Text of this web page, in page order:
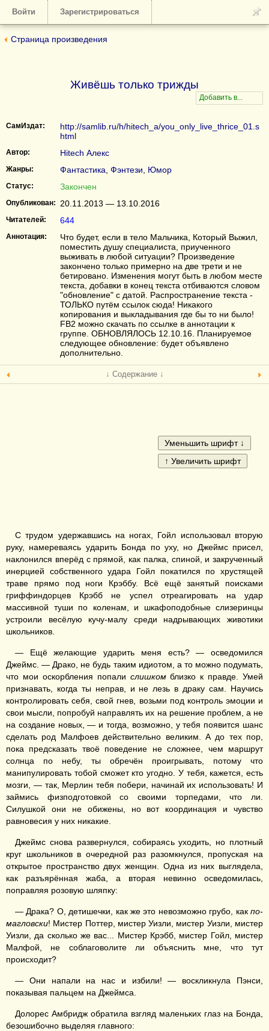
Войти Зарегистрироваться
Страница произведения
Живёшь только трижды
СамИздат:
http://samlib.ru/h/hitech_a/you_only_live_thrice_01.s
html
Автор: Hitech Алекс
Жанры: Фантастика Фэнтези Юмор
Статус: Закончен
Опубликован: 20.11.2013 — 13.10.2016
Читателей: 644
Аннотация:
Что будет, если в тело Мальчика, Который Выжил,
поместить душу специалиста, приученного
выживать в любой ситуации? Произведение
закончено только примерно на две трети и не
бетировано. Изменения могут быть в любом месте
текста, добавки в конец текста отбиваются словом
"обновление" с датой. Распространение текста -
ТОЛЬКО путём ссылок сюда! Никакого
копирования и выкладывания где бы то ни было!
FB2 можно скачать по ссылке в аннотации к
группе. ОБНОВЛЯЛОСЬ 12.10.16. Планируемое
следующее обновление: будет объявлено
дополнительно.
↓ Содержание ↓
С трудом удержавшись на ногах, Гойл использовал вторую
руку, намереваясь ударить Бонда по уху, но Джеймс присел,
наклонился вперёд с прямой, как палка, спиной, и закрученный
инерцией собственного удара Гойл покатился по хрустящей
траве прямо под ноги Крэббу. Всё ещё занятый поисками
гриффиндорцев Крэбб не успел отреагировать на удар
массивной туши по коленам, и шкафоподобные слизеринцы
устроили весёлую кучу-малу среди надрывающих животики
школьников.
— Ещё желающие ударить меня есть? — осведомился
Джеймс. — Драко, не будь таким идиотом, а то можно подумать,
что мои оскорбления попали слишкомблизко к правде. Умей
признавать, когда ты неправ, и не лезь в драку сам. Научись
контролировать себя, свой гнев, возьми под контроль эмоции и
свои мысли, попробуй направлять их на решение проблем, а не
на создание новых, — и тогда, возможно, у тебя появится шанс
сделать род Малфоев действительно великим. А до тех пор,
пока предсказать твоё поведение не сложнее, чем маршрут
солнца по небу, ты обречён проигрывать, потому что
манипулировать тобой сможет кто угодно. У тебя, кажется, есть
мозги, — так, Мерлин тебя побери, начинай их использовать! И
займись физподготовкой со своими торпедами, что ли.
Силушкой они не обижены, но вот координация и чувство
равновесия у них никакие.
Джеймс снова развернулся, собираясь уходить, но плотный
круг школьников в очередной раз разомкнулся, пропуская на
открытое пространство двух женщин. Одна из них выглядела,
как разъярённая жаба, а вторая невинно осведомилась,
поправляя розовую шляпку:
— Драка? О, детишечки, как же это невозможно грубо, как по-
магловски! Мистер Поттер, мистер Уизли, мистер Уизли, мистер
Уизли, да сколько же вас... Мистер Крэбб, мистер Гойл, мистер
Малфой, не соблаговолите ли объяснить мне, что тут
происходит?
— Они напали на нас и избили! — воскликнула Пэнси,
показывая пальцем на Джеймса.
Долорес Амбридж обратила взгляд маленьких глаз на Бонда,
безошибочно выделяя главного: